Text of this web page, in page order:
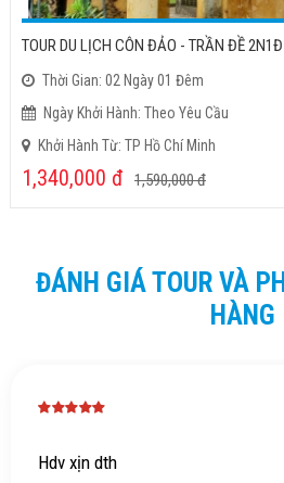
TOUR DU LỊCH CÔN ĐẢO - TRẦN ĐỀ 2N1Đ
Thời Gian: 02 Ngày 01 Đêm
Ngày Khởi Hành: Theo Yêu Cầu
Khởi Hành Từ: TP Hồ Chí Minh
1,340,000 đ 1,590,000đ
ĐÁNH GIÁ TOUR VÀ
HÀNG
Hdv xịn dth